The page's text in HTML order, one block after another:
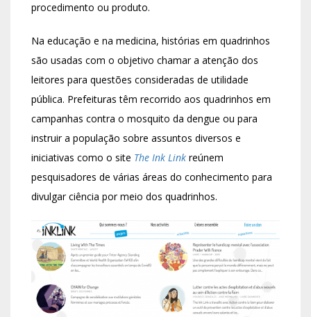
procedimento ou produto.
Na educação e na medicina, histórias em quadrinhos
são usadas com o objetivo chamar a atenção dos
leitores para questões consideradas de utilidade
pública. Prefeituras têm recorrido aos quadrinhos em
campanhas contra o mosquito da dengue ou para
instruir a população sobre assuntos diversos e
iniciativas como o site The Ink Link reúnem
pesquisadores de várias áreas do conhecimento para
divulgar ciência por meio dos quadrinhos.